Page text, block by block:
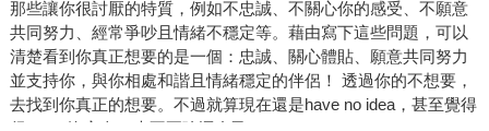
那些讓你很討厭的特質，例如不忠誠、不關心你的感受、不願意
共同努力、經常爭吵且情緒不穩定等。藉由寫下這些問題，可以
清楚看到你真正想要的是一個：忠誠、關心體貼、願意共同努力
並支持你，與你相處和諧且情緒穩定的伴侶！ 透過你的不想要，
去找到你真正的想要。不過就算現在還是have no idea，甚至覺得